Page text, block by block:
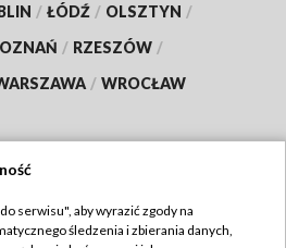
/ ŁÓDŹ / OLSZTYN /
/ RZESZÓW /
/ WROCŁAW
TVP
serwisu", aby wyrazić zgody na
śledzenia i zbierania danych,